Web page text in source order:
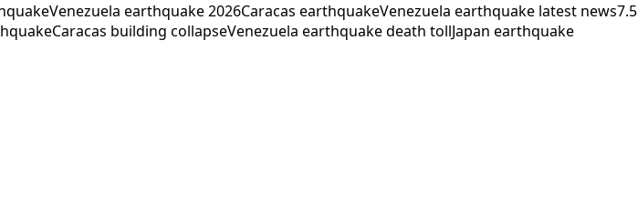
Venezuela earthquake 2026Caracas earthquakeVenezuela earthquake latest news7.5
Caracas building collapseVenezuela earthquake death tollJapan earthquake